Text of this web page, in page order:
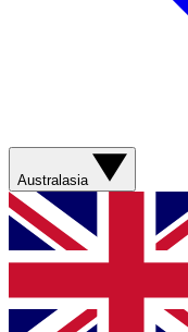
Australasia